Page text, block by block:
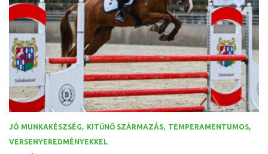
JÓ MUNKAKÉSZSÉG, KITŰNŐ SZÁRMAZÁS, TEMPERAMENTUMOS,
VERSENYEREDMÉNYEKKEL